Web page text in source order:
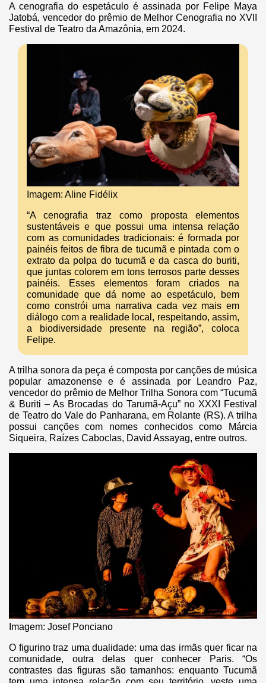
A cenografia do espetáculo é assinada por Felipe Maya
Jatobá, vencedor do prêmio de Melhor Cenografia no XVII
Festival de Teatro da Amazônia, em 2024.
Imagem: Aline Fidélix
“A cenografia traz como proposta elementos
sustentáveis e que possui uma intensa relação
com as comunidades tradicionais: é formada por
painéis feitos de fibra de tucumã e pintada com o
extrato da polpa do tucumã e da casca do buriti,
que juntas colorem em tons terrosos parte desses
painéis. Esses elementos foram criados na
comunidade que dá nome ao espetáculo, bem
como constrói uma narrativa cada vez mais em
diálogo com a realidade local, respeitando, assim,
a biodiversidade presente na região”, coloca
Felipe.
A trilha sonora da peça é composta por canções de música
popular amazonense e é assinada por Leandro Paz,
vencedor do prêmio de Melhor Trilha Sonora com “Tucumã
& Buriti – As Brocadas do Tarumã-Açu” no XXXI Festival
de Teatro do Vale do Panharana, em Rolante (RS). A trilha
possui canções com nomes conhecidos como Márcia
Siqueira, Raízes Caboclas, David Assayag, entre outros.
Imagem: Josef Ponciano
O figurino traz uma dualidade: uma das irmãs quer ficar na
comunidade, outra delas quer conhecer Paris. “Os
contrastes das figuras são tamanhos: enquanto Tucumã